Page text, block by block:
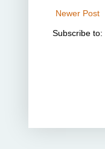
Newer Post
Subscribe to: